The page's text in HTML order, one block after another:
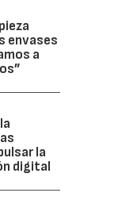
envases
a
la
digital